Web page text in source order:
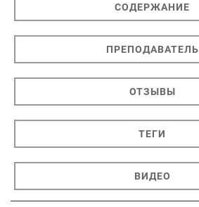
СОДЕРЖАНИЕ
ПРЕПОДАВАТЕЛЬ
ОТЗЫВЫ
ТЕГИ
ВИДЕО